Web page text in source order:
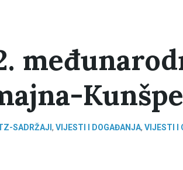
SADRŽAJI , VIJESTI I DOGAĐANJA, VIJESTI I